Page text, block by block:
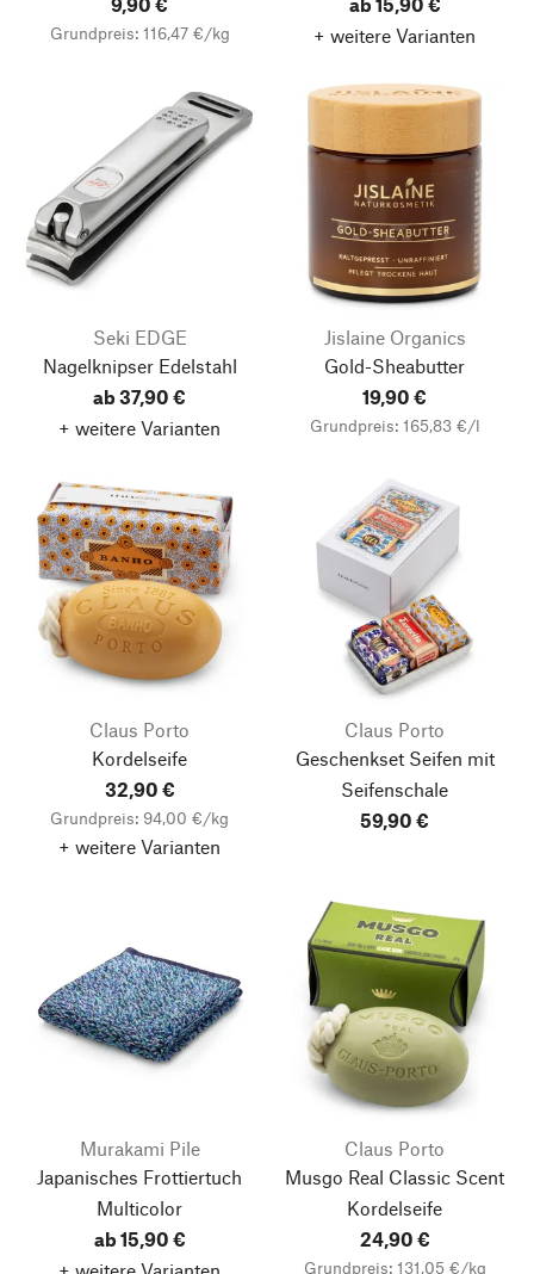
Grundpreis: 116,47 €/kg
+ weitere Varianten
Seki EDGE
Nagelknipser Edelstahl
ab 37,90 €
+ weitere Varianten
Jislaine Organics
Gold-Sheabutter
19,90 €
Grundpreis: 165,83 €/l
Claus Porto
Kordelseife
32,90 €
Grundpreis: 94,00 €/kg
+ weitere Varianten
Claus Porto
Geschenkset Seifen mit
Seifenschale
59,90 €
Murakami Pile
Japanisches Frottiertuch
Multicolor
ab 15,90 €
Claus Porto
Musgo Real Classic Scent
Kordelseife
24,90 €
Grundpreis: 131,05 €/kg
Nach oben